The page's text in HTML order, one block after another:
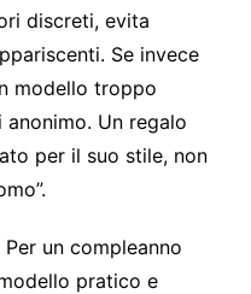
discreti, evita
Se invece
modello troppo
Un regalo
per il suo stile, non
un compleanno
pratico e